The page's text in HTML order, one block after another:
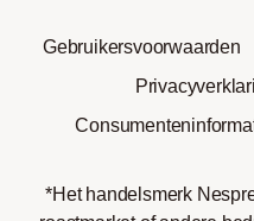
Gebruikersvoorwaarden
*Het handelsmerk